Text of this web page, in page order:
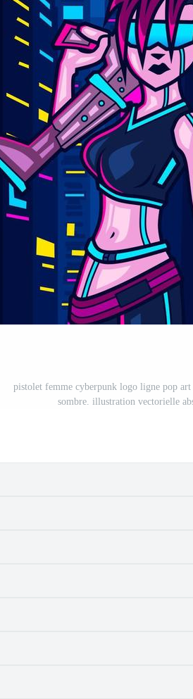
pistolet femme cyberpunk logo ligne pop
sombre. illustration vectorielle